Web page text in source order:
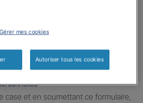
(facultatif)
*
case et en soumettant ce formulaire,
Gérer mes cookies
Autoriser tous les cookies